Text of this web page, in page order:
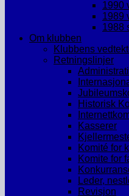
1990
1989
1988
Om klubben
Klubbens
Retningslinjer
Historisk
Kasserer
Komité for
Komite for
Leder,
Revisjon